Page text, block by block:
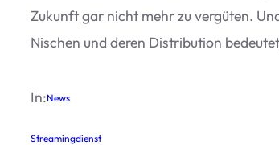
Zukunft gar nicht mehr zu ver­gü­ten.
Nischen und deren Dis­tri­bu­tion
In:News
Streamingdienst